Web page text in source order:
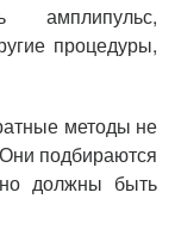
амплипульс,
процедуры,
методы не
подбираются
должны быть